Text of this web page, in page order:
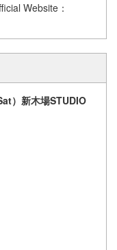
Website：
）新木場STUDIO